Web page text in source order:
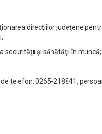
direcţiilor judeţene
securităţii şi sănătăţii în muncă;
0265-218841,